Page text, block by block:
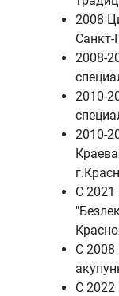
2008
2008-
2010-
2010-
С 2021
С 2008
С 2022